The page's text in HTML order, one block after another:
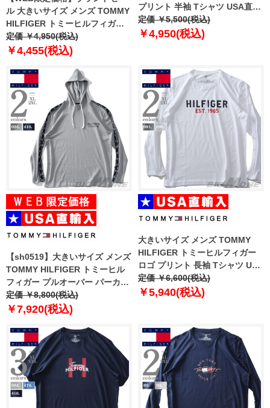
ル 大きいサイズ メンズ TOMMY
HILFIGER トミーヒルフィガー
ロゴプリント タンクトップ USA
直輸入 09t3547
定価 ￥4,950(税込)
￥4,455(税込)
プリント 半袖 Tシャツ USA直輸
入 09t3957
定価 ￥5,500(税込)
￥4,950(税込)
【sh0519】大きいサイズ メンズ
TOMMY HILFIGER トミーヒル
フィガー プルオーバー パーカー
USA直輸入 09t4088
定価 ￥8,800(税込)
￥7,920(税込)
大きいサイズ メンズ TOMMY
HILFIGER トミーヒルフィガー
ロゴ プリント 長袖 Tシャツ USA
直輸入 09t4112
定価 ￥6,600(税込)
￥5,940(税込)